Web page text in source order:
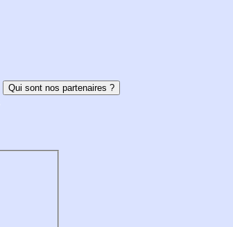
Qui sont nos partenaires ?